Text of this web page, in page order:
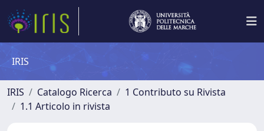
IRIS
IRIS Catalogo Ricerca
1 Contributo su Rivista
1.1 Articolo in rivista